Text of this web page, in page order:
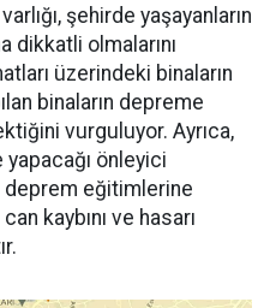
şehirde yaşayanların
dikkatli olmalarını
üzerindeki binaların
binaların depreme
vurguluyor. Ayrıca,
önleyici
deprem eğitimlerine
kaybını ve hasarı